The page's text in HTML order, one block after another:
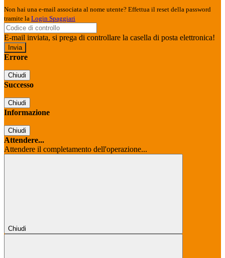
Non hai una e-mail associata al nome utente? Effettua il reset della password
tramite la Login Spaggiari
E-mail inviata, si prega di controllare la casella di posta elettronica!
Errore
Chiudi
Successo
Chiudi
Informazione
Chiudi
Attendere...
Attendere il completamento dell'operazione...
Chiudi